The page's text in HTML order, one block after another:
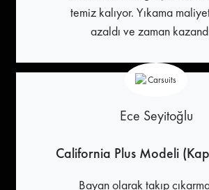
temiz kalıyor. Yıkama
azaldı ve zaman
Ece Seyitoğlu
California Plus Modeli
Bayan olarak takıp